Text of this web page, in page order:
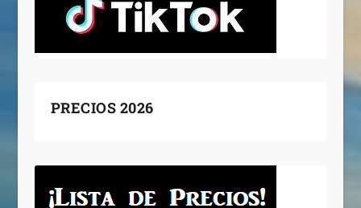
PRECIOS 2026